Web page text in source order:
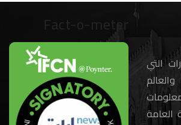
التي
العامة
Fact-o-meter